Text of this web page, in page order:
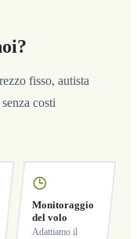
fisso, autista
costi
Monitoraggio
del volo
Adattiamo il